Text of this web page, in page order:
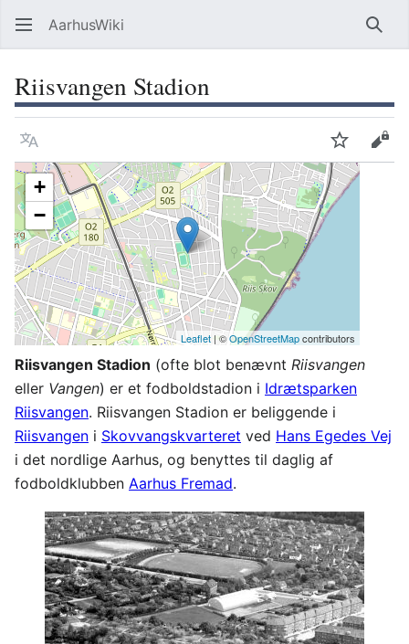
AarhusWiki Søg
Riisvangen Stadion
Sprog OvervågVis
+
−
Leaflet | ©OpenStreetMapcontributors
Riisvangen Stadion (ofte blot benævnt Riisvangen
eller Vangen) er et fodboldstadion i Idrætsparken
Riisvangen. Riisvangen Stadion er beliggende i
Riisvangen i Skovvangskvarteret ved Hans Egedes Vej
i det nordlige Aarhus, og benyttes til daglig af
fodboldklubben Aarhus Fremad.